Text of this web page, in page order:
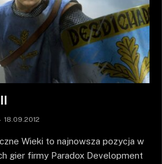
18.09.2012
Wieki to najnowsza pozycja w
gier firmy Paradox Development